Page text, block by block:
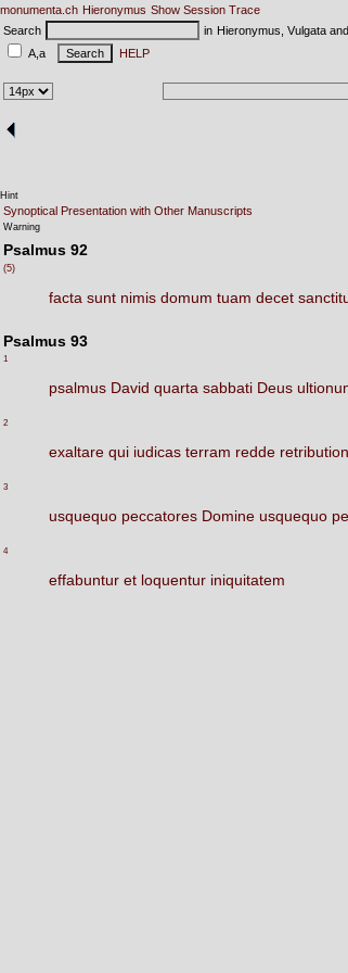
monumenta.ch Hieronymus Show Session Trace
Search
in Hieronymus, Vulgata
A,a
HELP
Hint
Synoptical Presentation with Other Manuscripts
Warning
Psalmus 92
(5)
facta sunt nimis domum tuam decet
Psalmus 93
1
psalmus David quarta sabbati Deus
2
exaltare qui iudicas terram redde
3
usquequo peccatores Domine usquequo
4
effabuntur et loquentur iniquitatem